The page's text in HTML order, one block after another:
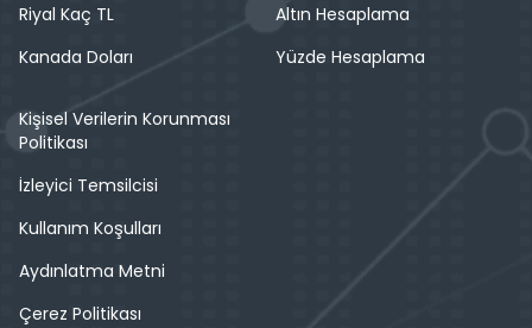
Riyal Kaç TL
Kanada Doları
Altın Hesaplama
Yüzde Hesaplama
Kişisel Verilerin Korunması
Politikası
İzleyici Temsilcisi
Kullanım Koşulları
Aydınlatma Metni
Çerez Politikası